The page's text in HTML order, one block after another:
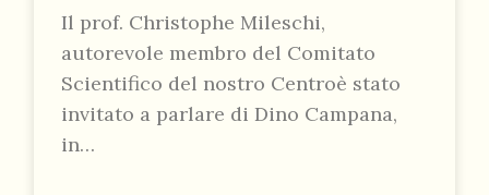
Il prof. Christophe Mileschi,
autorevole membro del Comitato
Scientifico del nostro Centroè stato
invitato a parlare di Dino Campana,
in…